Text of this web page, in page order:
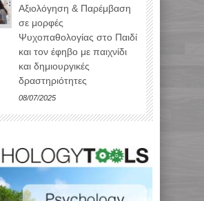
Αξιολόγηση & Παρέμβαση
σε μορφές
Ψυχοπαθολογίας στο Παιδί
και τον έφηβο με παιχνίδι
και δημιουργικές
δραστηριότητες
08/07/2025